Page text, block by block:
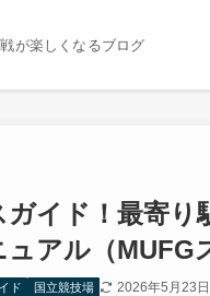
が楽しくなるブログ
イド！最寄
アル（MUFG
ド 国立競技場 2026年5月23日